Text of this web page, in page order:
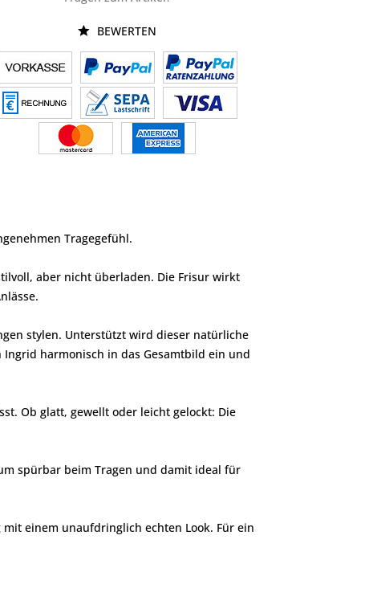
BEWERTEN
Tragegefühl.
aber nicht überladen. Die Frisur wirkt
stylen. Unterstützt wird dieser natürliche
harmonisch in das Gesamtbild ein und
Ob glatt, gewellt oder leicht gelockt: Die
spürbar beim Tragen und damit ideal für
einem unaufdringlich echten Look. Für ein